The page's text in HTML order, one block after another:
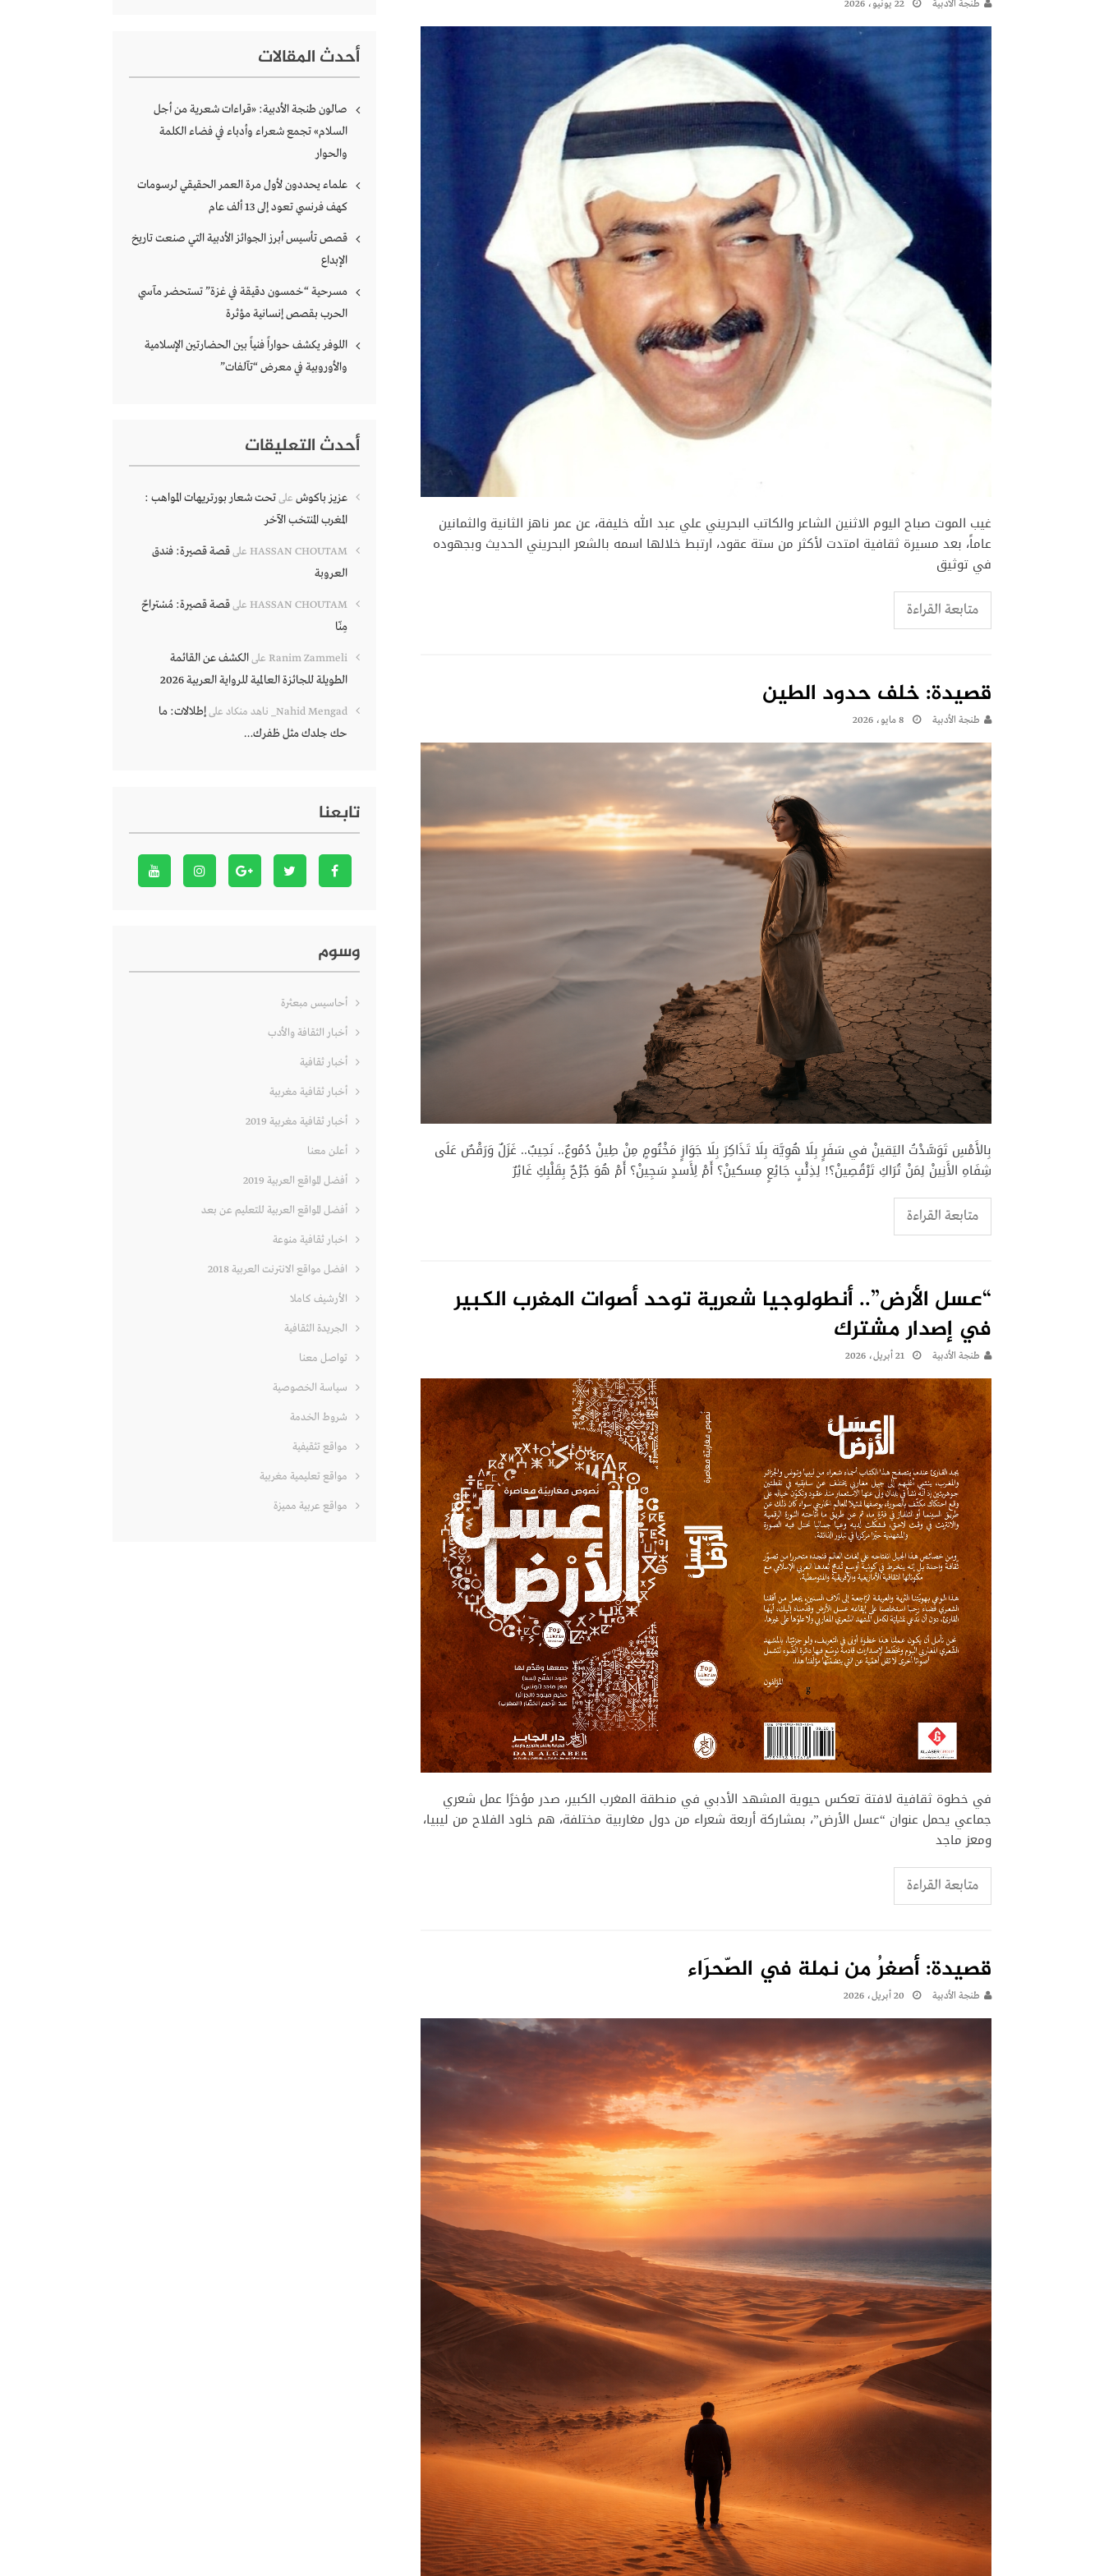
طنجة الأدبية 22 يونيو، 2026
غيب الموت صباح اليوم الاثنين الشاعر والكاتب البحريني علي عبد الله خليفة، عن عمر ناهز الثانية والثمانين
عاماً، بعد مسيرة ثقافية امتدت لأكثر من ستة عقود، ارتبط خلالها اسمه بالشعر البحريني الحديث وبجهوده
في توثيق
متابعة القراءة
قصيدة: خلف حدود الطين
طنجة الأدبية 8 مايو، 2026
بِالأَمْسِ تَوَسَّدْتُ اليَقينْ في سَفَرٍ بِلَا هُوِيَّة بِلَا تَذَاكِرَ بِلَا جَوَازٍ مَخْتُومٍ مِنْ طِينْ دُمُوعٌ.. نَحِيبٌ.. غَزَلٌ وَرَقْصٌ عَلَى
شِفَاهِ الأَنِينْ لِمَنْ تُرَاكِ تَرْقُصِينْ؟! لِذِئْبٍ جَائِعٍ مِسكينْ؟ أَمْ لِأَسدٍ سَجِينْ؟ أَمْ هُوَ جُرْحٌ بِقَلْبِكِ غَائِرٌ
متابعة القراءة
“عسل الأرض”.. أنطولوجيا شعرية توحد أصوات المغرب الكبير
في إصدار مشترك
طنجة الأدبية 21 أبريل، 2026
في خطوة ثقافية لافتة تعكس حيوية المشهد الأدبي في منطقة المغرب الكبير، صدر مؤخرًا عمل شعري
جماعي يحمل عنوان “عسل الأرض”، بمشاركة أربعة شعراء من دول مغاربية مختلفة، هم خلود الفلاح من ليبيا،
ومعز ماجد
متابعة القراءة
قصيدة: أصغرُ من نملة في الصّحرَاء
طنجة الأدبية 20 أبريل، 2026
أحدث المقالات
صالون طنجة الأدبية: «قراءات شعرية من أجل
السلام» تجمع شعراء وأدباء في فضاء الكلمة
والحوار
علماء يحددون لأول مرة العمر الحقيقي لرسومات
كهف فرنسي تعود إلى 13 ألف عام
قصص تأسيس أبرز الجوائز الأدبية التي صنعت تاريخ
الإبداع
مسرحية “خمسون دقيقة في غزة” تستحضر مآسي
الحرب بقصص إنسانية مؤثرة
اللوفر يكشف حواراً فنياً بين الحضارتين الإسلامية
والأوروبية في معرض “تآلفات”
أحدث التعليقات
عزيز باكوش علىتحت شعار بورتريهات المواهب :
المغرب المنتخب الآخر
HASSAN CHOUTAM علىقصة قصيرة: فندق
العروبة
HASSAN CHOUTAM علىقصة قصيرة: مُسْتراحٌ
مِنّا
Ranim Zammeli علىالكشف عن القائمة
الطويلة للجائزة العالمية للرواية العربية 2026
Nahid Mengad_ ناهد منكاد علىإطلالات: ما
حك جلدك مثل ظفرك…
تابعنا
وسوم
أحاسيس مبعثرة
أخبار الثقافة والأدب
أخبار ثقافية
أخبار ثقافية مغربية
أخبار ثقافية مغربية 2019
أعلن معنا
أفضل المواقع العربية 2019
أفضل المواقع العربية للتعليم عن بعد
اخبار ثقافية منوعة
افضل مواقع الانترنت العربية 2018
الأرشيف كاملا
الجريدة الثقافية
تواصل معنا
سياسة الخصوصية
شروط الخدمة
مواقع تثقيفية
مواقع تعليمية مغربية
مواقع عربية مميزة